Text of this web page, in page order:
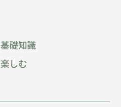
礎知識
しむ